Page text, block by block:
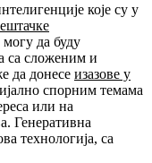
које су у
да буду
са сложеним и
да донесе изазове у
спорним темама
или на
Генеративна
технологија, са